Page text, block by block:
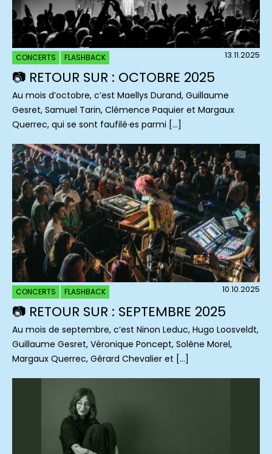
CONCERTS FLASHBACK 13.11.2025
📷 RETOUR SUR : OCTOBRE 2025
Au mois d’octobre, c’est Maellys Durand, Guillaume
Gesret, Samuel Tarin, Clémence Paquier et Margaux
Querrec, qui se sont faufilé·es parmi […]
CONCERTS FLASHBACK 10.10.2025
📷 RETOUR SUR : SEPTEMBRE 2025
Au mois de septembre, c’est Ninon Leduc, Hugo Loosveldt,
Guillaume Gesret, Véronique Poncept, Solène Morel,
Margaux Querrec, Gérard Chevalier et […]